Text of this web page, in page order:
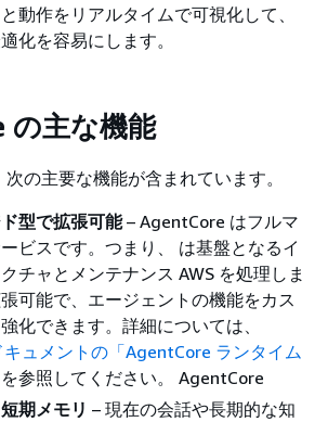
動作をリアルタイムで可視化して、
化を容易にします。
の主な機能
の主要な機能が含まれています。
型で拡張可能– AgentCore はフルマ
ビスです。つまり、 は基盤となるイ
チャとメンテナンス AWS を処理しま
可能で、エージェントの機能をカス
化できます。詳細については、
ュメントの「AgentCore ランタイム
を参照してください。 AgentCore
期メモリ – 現在の会話や長期的な知